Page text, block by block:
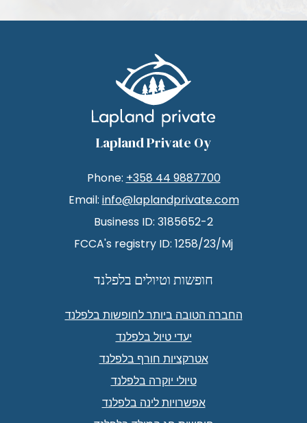
Lapland Private Oy
Phone: +358 44 9887700
Email: info@laplandprivate.com
Business ID: 3185652-2
FCCA's registry ID: 1258/23/Mj
חופשות וטיולים בלפלנד
החברה הטובה ביותר לחופשות בלפלנד
יעדי טיול בלפלנד
אטרקציות חורף בלפלנד
טיולי יוקרה בלפלנד
אפשרויות לינה בלפלנד